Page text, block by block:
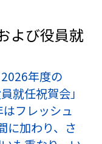
よび役員就
年度の
就任祝賀会」
フレッシュ
に加わり、さ